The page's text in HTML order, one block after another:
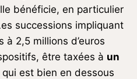
bénéficie, en particulier
successions impliquant
2,5 millions d’euros
être taxées à un
qui est bien en dessous